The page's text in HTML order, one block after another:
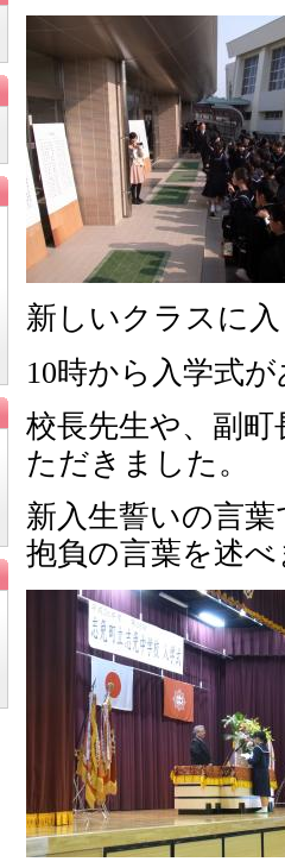
新しいクラスに
10時から入学式
校長先生や、副
ただきました。
新入生誓いの言
抱負の言葉を述